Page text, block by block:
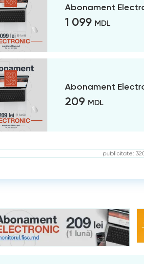
Abonament
1 099 MDL
Abonament
209 MDL
publicitate: